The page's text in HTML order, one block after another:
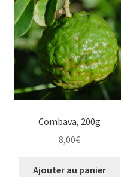
Combava, 200g
8,00€
Ajouter au panier